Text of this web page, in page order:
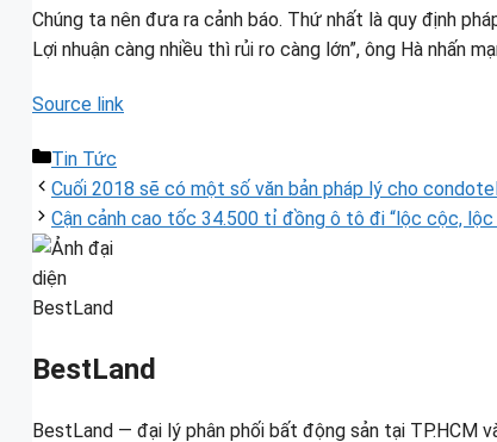
Chúng ta nên đưa ra cảnh báo. Thứ nhất là quy định
Lợi nhuận càng nhiều thì rủi ro càng lớn”, ông Hà nhấn
Source link
Danh
mục
Tin Tức
Cuối 2018 sẽ có một số văn bản pháp lý cho
Cận cảnh cao tốc 34.500 tỉ đồng ô tô đi “lộc cộc, lộc
BestLand
BestLand — đại lý phân phối bất động sản tại TP.HCM